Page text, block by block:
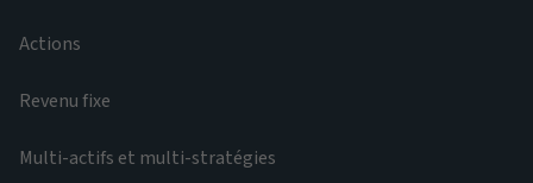
Actions
Revenu fixe
Multi-actifs et multi-stratégies